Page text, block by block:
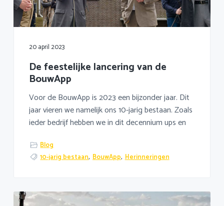
20 april 2023
De feestelijke lancering van de
BouwApp
Voor de BouwApp is 2023 een bijzonder jaar. Dit
jaar vieren we namelijk ons 10-jarig bestaan. Zoals
ieder bedrijf hebben we in dit decennium ups en
Blog
10-jarig bestaan, BouwApp, Herinneringen